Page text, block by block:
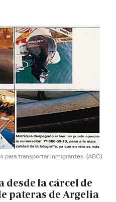
para transportar inmigrantes. (ABC)
desde la cárcel de
pateras de Argelia